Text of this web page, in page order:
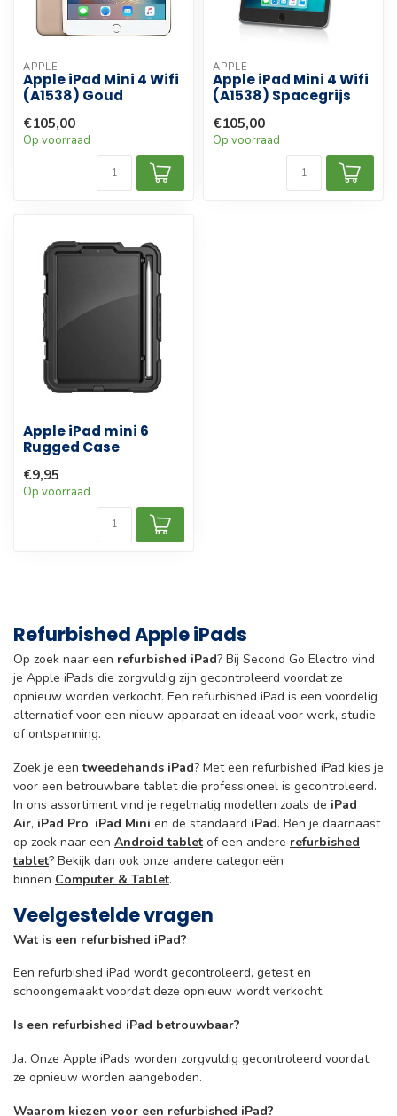
APPLE
Apple iPad Mini 4 Wifi
(A1538) Goud
€105,00
Op voorraad
APPLE
Apple iPad Mini 4 Wifi
(A1538) Spacegrijs
€105,00
Op voorraad
Apple iPad mini 6
Rugged Case
€9,95
Op voorraad
Refurbished Apple iPads
Op zoek naar een refurbished iPad? Bij Second Go Electro vind
je Apple iPads die zorgvuldig zijn gecontroleerd voordat ze
opnieuw worden verkocht. Een refurbished iPad is een voordelig
alternatief voor een nieuw apparaat en ideaal voor werk, studie
of ontspanning.
Zoek je eentweedehands iPad? Met een refurbished iPad kies je
voor een betrouwbare tablet die professioneel is gecontroleerd.
In ons assortiment vind je regelmatig modellen zoals de iPad
Air, iPad Pro, iPad Mini en de standaard iPad. Ben je daarnaast
op zoek naar een Android tablet of een andere refurbished
tablet? Bekijk dan ook onze andere categorieën
binnen Computer & Tablet.
Veelgestelde vragen
Wat is een refurbished iPad?
Een refurbished iPad wordt gecontroleerd, getest en
schoongemaakt voordat deze opnieuw wordt verkocht.
Is een refurbished iPad betrouwbaar?
Ja. Onze Apple iPads worden zorgvuldig gecontroleerd voordat
ze opnieuw worden aangeboden.
Waarom kiezen voor een refurbished iPad?